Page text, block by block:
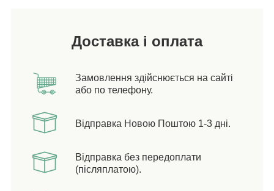
Доставка і оплата
Замовлення здійснюється на сайті
або по телефону.
Відправка Новою Поштою 1-3 дні.
Відправка без передоплати
(післяплатою).